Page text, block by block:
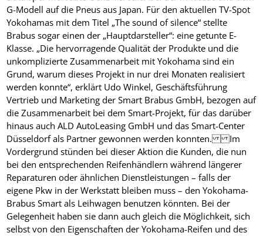
G-Modell auf die Pneus aus Japan. Für den aktuellen TV-Spot
Yokohamas mit dem Titel „The sound of silence“ stellte
Brabus sogar einen der „Hauptdarsteller“: eine getunte E-
Klasse. „Die hervorragende Qualität der Produkte und die
unkomplizierte Zusammenarbeit mit Yokohama sind ein
Grund, warum dieses Projekt in nur drei Monaten realisiert
werden konnte“, erklärt Udo Winkel, Geschäftsführung
Vertrieb und Marketing der Smart Brabus GmbH, bezogen auf
die Zusammenarbeit bei dem Smart-Projekt, für das darüber
hinaus auch ALD AutoLeasing GmbH und das Smart-Center
Düsseldorf als Partner gewonnen werden konnten. Im
Vordergrund stünden bei dieser Aktion die Kunden, die nun
bei den entsprechenden Reifenhändlern während längerer
Reparaturen oder ähnlichen Dienstleistungen – falls der
eigene Pkw in der Werkstatt bleiben muss – den Yokohama-
Brabus Smart als Leihwagen benutzen könnten. Bei der
Gelegenheit haben sie dann auch gleich die Möglichkeit, sich
selbst von den Eigenschaften der Yokohama-Reifen und des